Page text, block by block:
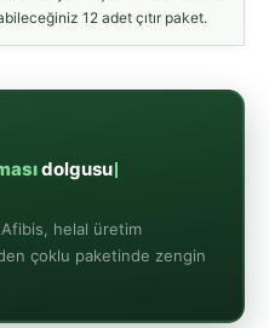
12 adet çıtır paket.
helal üretim
çoklu paketinde zengin